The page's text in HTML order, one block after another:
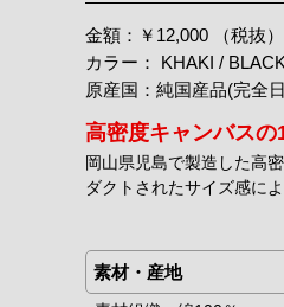
金額：￥12,000 （税抜
カラー： KHAKI /
原産国：純国産品(完全
高密度キャンバスの
岡山県児島で製造した高
ダクトされたサイズ感に
素材・産地